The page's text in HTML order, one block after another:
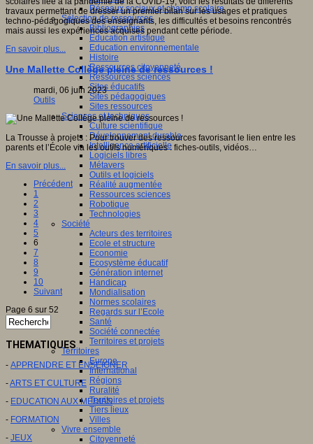
Réseaux sociaux et champ scolaire
Sélection de ressources
Bibliographies
Education artistique
Education environnementale
Histoire
Ressources citoyenneté
Ressources sciences
Sites éducatifs
Sites pédagogiques
Sites ressources
Sciences et techniques
Culture scientifique
Développement durable
Intelligence artificielle
Logiciels libres
Métavers
Outils et logiciels
Réalité augmentée
Ressources sciences
Robotique
Technologies
Société
Acteurs des territoires
Ecole et structure
Economie
Ecosystème éducatif
Génération internet
Handicap
Mondialisation
Normes scolaires
Regards sur l’Ecole
Santé
Société connectée
Territoires et projets
Territoires
Europe
International
Régions
Ruralité
Territoires et projets
Tiers lieux
Villes
Vivre ensemble
Citoyenneté
travaux permettant de dresser un premier bilan sur les usages et pratiques
techno-pédagogiques des enseignants, les difficultés et besoins rencontrés
mais aussi les expériences acquises pendant cette période.
En savoir plus...
Une Mallette Collège pleine de ressources !
mardi, 06 juin 2023
Outils
La Trousse à projets : Pour trouver des ressources favorisant le lien entre les
parents et l’École via les outils numériques : fiches-outils, vidéos…
En savoir plus...
Précédent
1
2
3
4
5
6
7
8
9
10
Suivant
Page 6 sur 52
THEMATIQUES
- APPRENDRE ET ENSEIGNER
-ARTS ET CULTURE
- EDUCATION AUX MEDIAS
- FORMATION
- JEUX